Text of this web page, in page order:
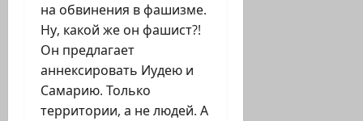
на обвинения в фашизме.
Ну, какой же он фашист?!
Он предлагает
аннексировать Иудею и
Самарию. Только
территории, а не людей. А